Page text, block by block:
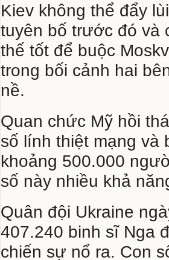
Kiev không thể đẩy
tuyên bố trước đó và
thế tốt để buộc
trong bối cảnh hai
nề.
Quan chức Mỹ hồi
số lính thiệt mạng và
khoảng 500.000
số này nhiều khả
Quân đội Ukraine
407.240 binh sĩ Nga
chiến sự nổ ra. Con